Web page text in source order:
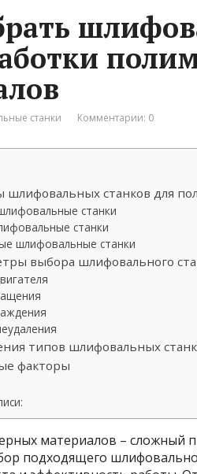
станки Комментарии: 0
станков для
станки
станки
шлифовальные станки
выбора шлифовального
типов шлифовальных
факторы
материалов – сложный
подходящего